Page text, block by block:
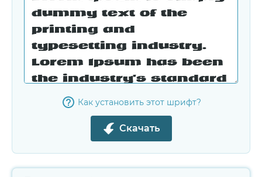
Как установить этот шрифт?
Скачать